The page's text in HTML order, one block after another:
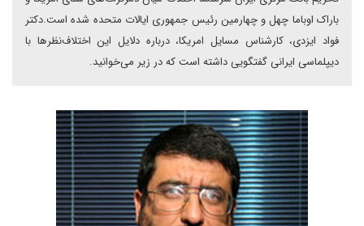
باراک اوباما چهل و چهارمین رئیس جمهوری ایالات متحده شده است.دکتر
فواد ایزدی، کارشناس مسایل امریکا، درباره دلایل این اختلاف‌نظرها با
دیپلماسی ایرانی گفتگویی داشته است که در زیر می‌خوانید.